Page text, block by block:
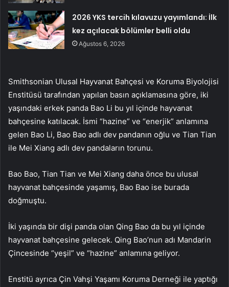
2026 YKS tercih kılavuzu yayımlandı: İlk
kez açılacak bölümler belli oldu
Ağustos 6, 2026
Smithsonian Ulusal Hayvanat Bahçesi ve Koruma Biyolojisi
Enstitüsü tarafından yapılan basın açıklamasına göre, iki
yaşındaki erkek panda Bao Li bu yıl içinde hayvanat
bahçesine katılacak. İsmi “hazine” ve “enerjik” anlamına
gelen Bao Li, Bao Bao adlı dev pandanın oğlu ve Tian Tian
ile Mei Xiang adlı dev pandaların torunu.
Bao Bao, Tian Tian ve Mei Xiang daha önce bu ulusal
hayvanat bahçesinde yaşamış, Bao Bao ise burada
doğmuştu.
İki yaşında bir dişi panda olan Qing Bao da bu yıl içinde
hayvanat bahçesine gelecek. Qing Bao’nun adı Mandarin
Çincesinde “yeşil” ve “hazine” anlamına geliyor.
Enstitü ayrıca Çin Vahşi Yaşamı Koruma Derneği ile yaptığı